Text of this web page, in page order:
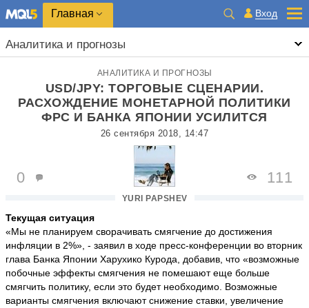
Главная Вход
Аналитика и прогнозы
АНАЛИТИКА И ПРОГНОЗЫ
USD/JPY: ТОРГОВЫЕ СЦЕНАРИИ.
РАСХОЖДЕНИЕ МОНЕТАРНОЙ ПОЛИТИКИ
ФРС И БАНКА ЯПОНИИ УСИЛИТСЯ
26 сентября 2018, 14:47
YURI PAPSHEV
0 111
Текущая ситуация
«Мы не планируем сворачивать смягчение до достижения
инфляции в 2%», - заявил в ходе пресс-конференции во вторник
глава Банка Японии Харухико Курода, добавив, что «возможные
побочные эффекты смягчения не помешают еще больше
смягчить политику, если это будет необходимо. Возможные
варианты смягчения включают снижение ставки, увеличение